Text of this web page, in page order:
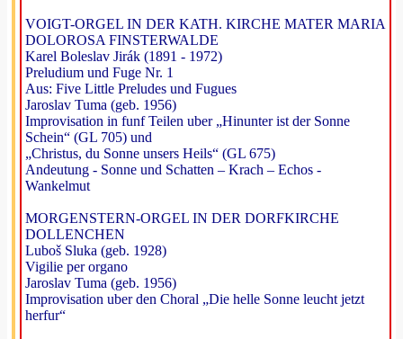
VOIGT-ORGEL IN DER KATH. KIRCHE MATER MARIA
DOLOROSA FINSTERWALDE
Karel Boleslav Jirák (1891 - 1972)
Preludium und Fuge Nr. 1
Aus: Five Little Preludes und Fugues
Jaroslav Tuma (geb. 1956)
Improvisation in funf Teilen uber „Hinunter ist der Sonne
Schein“ (GL 705) und
„Christus, du Sonne unsers Heils“ (GL 675)
Andeutung - Sonne und Schatten – Krach – Echos -
Wankelmut
MORGENSTERN-ORGEL IN DER DORFKIRCHE
DOLLENCHEN
Luboš Sluka (geb. 1928)
Vigilie per organo
Jaroslav Tuma (geb. 1956)
Improvisation uber den Choral „Die helle Sonne leucht jetzt
herfur“